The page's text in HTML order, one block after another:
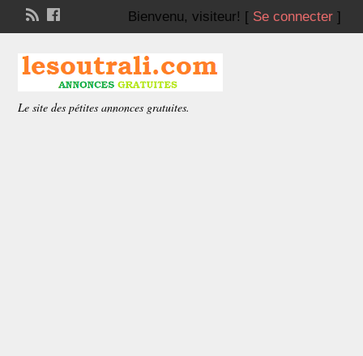
Bienvenu, visiteur! [ Se connecter]
Le site des pétites annonces gratuites.